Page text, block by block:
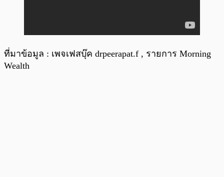
ที่มาข้อมูล : เพจเฟสบุ๊ค drpeerapat.f , รายการ Morning
Wealth